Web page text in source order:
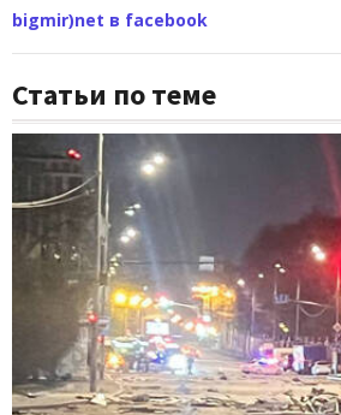
bigmir)net в facebook
Статьи по теме